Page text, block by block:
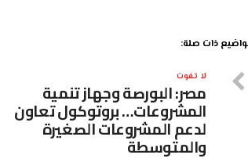
ذات صلة:
لا تفوت
مصر: البورصة وجهاز تنمية
المشروعات… بروتوكول تعاون
لدعم المشروعات الصغيرة
والمتوسطة